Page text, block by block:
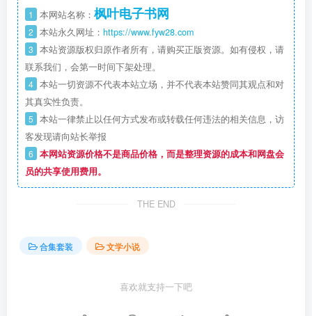
1 本网站名称： 枫叶电子书网
2 本站永久网址： https://www.fyw28.com
3 本站资源版权归原作者所有，请购买正版资源。如有侵权，请
联系我们，会第一时间下架处理。
4 本站一切资源不代表本站立场，并不代表本站赞同其观点和对
其真实性负责。
5 本站一律禁止以任何方式发布或转载任何违法的相关信息，访
客发现请向站长举报
6 本网站资源价格不是商品价格，而是整理资源的成本和网盘会
员的共享使用费用。
THE END
合集套装 文学小说
喜欢就支持一下吧